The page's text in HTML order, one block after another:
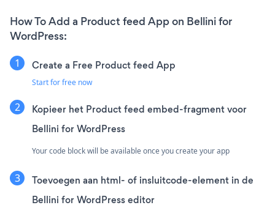
How To Add a Product feed App on Bellini for
WordPress:
Create a Free Product feed App
Start for free now
Kopieer het Product feed embed-fragment voor
Bellini for WordPress
Your code block will be available once you create your app
Toevoegen aan html- of insluitcode-element in de
Bellini for WordPress editor